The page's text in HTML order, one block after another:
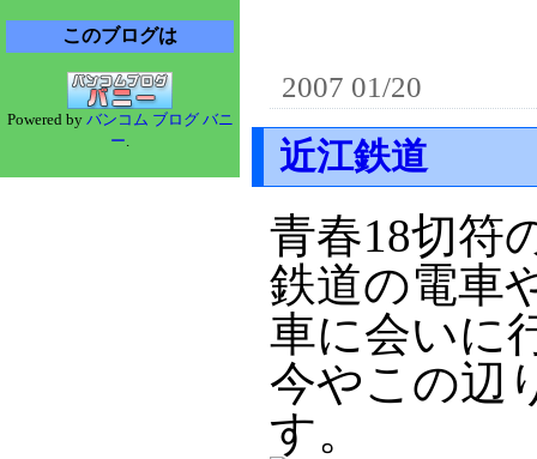
このブログは
Powered by バンコム ブログ バニ
ー.
2007 01/20
近江鉄道
青春18切符
鉄道の電車
車に会いに
今やこの辺
す。